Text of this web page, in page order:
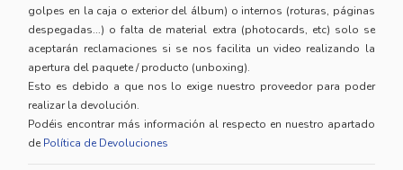
golpes en la caja o exterior del álbum) o internos (roturas, páginas
despegadas...) o falta de material extra (photocards, etc) solo se
aceptarán reclamaciones si se nos facilita un video realizando la
apertura del paquete / producto (unboxing).
Esto es debido a que nos lo exige nuestro proveedor para poder
realizar la devolución.
Podéis encontrar más información al respecto en nuestro apartado
de Política de Devoluciones